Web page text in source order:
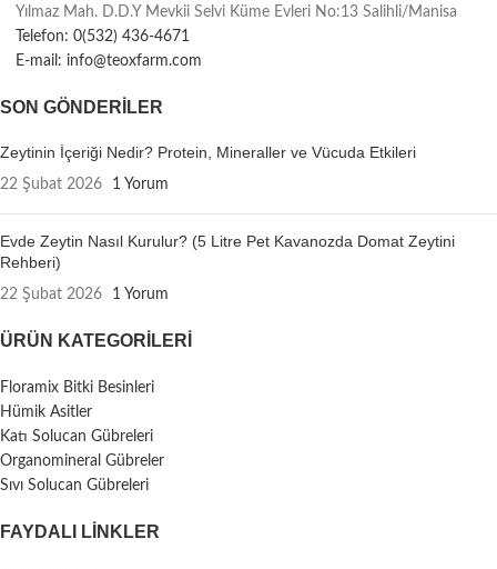
Yılmaz Mah. D.D.Y Mevkii Selvi Küme Evleri No:13 Salihli/Manisa
Telefon: 0(532) 436-4671
E-mail: info@teoxfarm.com
SON GÖNDERILER
Zeytinin İçeriği Nedir? Protein, Mineraller ve Vücuda Etkileri
22 Şubat 2026 1 Yorum
Evde Zeytin Nasıl Kurulur? (5 Litre Pet Kavanozda Domat Zeytini
Rehberi)
22 Şubat 2026 1 Yorum
ÜRÜN KATEGORILERI
Floramix Bitki Besinleri
Hümik Asitler
Katı Solucan Gübreleri
Organomineral Gübreler
Sıvı Solucan Gübreleri
FAYDALI LİNKLER